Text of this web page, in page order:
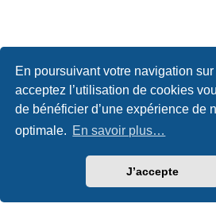
En poursuivant votre navigation
acceptez l’utilisation de cookies
de bénéficier d’une expérience de
optimale. En savoir plus…
J’accepte